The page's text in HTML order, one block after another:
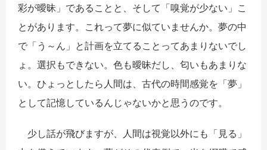
彩が曖昧」であることと、そして「嗅覚が少ない」こ
とがあります。これって夢に似ていませんか。夢の中
で「う～ん」と計画を立てることってあまりないでし
ょ。選択もできない。色も曖昧だし、匂いもあまりな
い。ひょっとしたら人間は、古代の時間感覚を「夢」
として記憶しているんじゃないかと思うのです。
少し話が飛びますが、人間は視覚以外にも「見る」